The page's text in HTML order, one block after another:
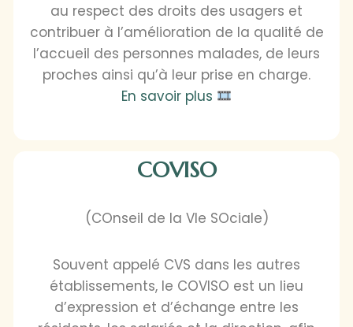
au respect des droits des usagers et
contribuer à l’amélioration de la qualité de
l’accueil des personnes malades, de leurs
proches ainsi qu’à leur prise en charge.
En savoir plus
COVISO
(COnseil de la VIe SOciale)
Souvent appelé CVS dans les autres
établissements, le COVISO est un lieu
d’expression et d’échange entre les